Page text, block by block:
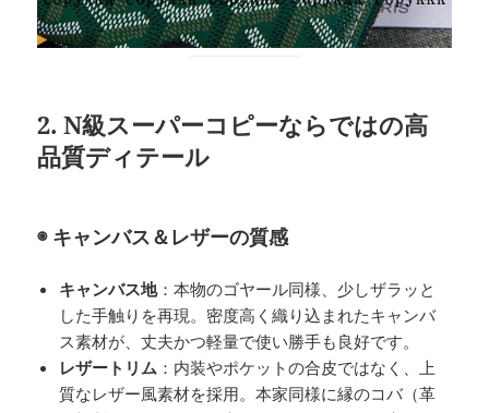
2. N級スーパーコピーならではの高
品質ディテール
◉ キャンバス＆レザーの質感
キャンバス地：本物のゴヤール同様、少しザラッと
した手触りを再現。密度高く織り込まれたキャンバ
ス素材が、丈夫かつ軽量で使い勝手も良好です。
レザートリム ：内装やポケットの合皮ではなく、上
質なレザー風素材を採用。本家同様に縁のコバ（革